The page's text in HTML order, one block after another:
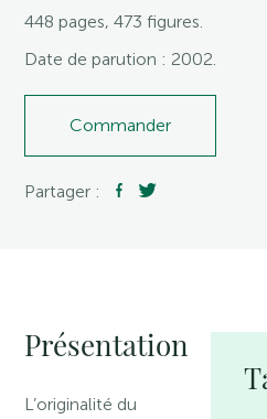
448 pages, 473 figures.
Date de parution : 2002.
Commander
Partager :
Présentation
L’originalité du